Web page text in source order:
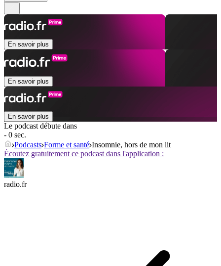
En savoir plus
En savoir plus
En savoir plus
Le podcast débute dans
- 0 sec.
Podcasts Forme et santé Insomnie, hors de mon lit
Écoutez gratuitement ce podcast dans l'application :
radio.fr